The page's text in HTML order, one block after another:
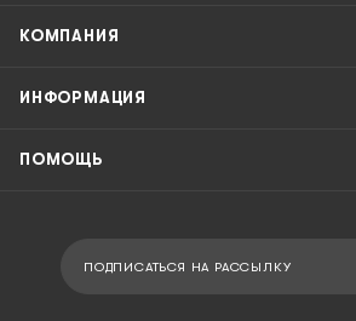
КОМПАНИЯ
ИНФОРМАЦИЯ
ПОМОЩЬ
ПОДПИСАТЬСЯ НА РАССЫЛКУ